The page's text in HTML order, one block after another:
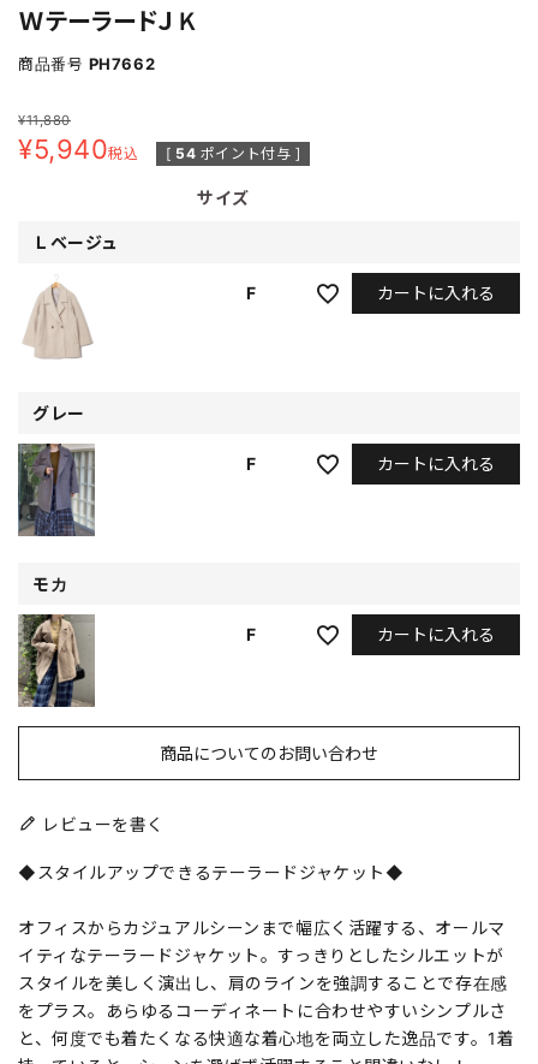
ＷテーラードＪＫ
商品番号 PH7662
¥11,880
¥5,940税込 [ 54 ポイント付与 ]
サイズ
Ｌベージュ
F カートに入れる
グレー
F カートに入れる
モカ
F カートに入れる
商品についてのお問い合わせ
レビューを書く
◆スタイルアップできるテーラードジャケット◆
オフィスからカジュアルシーンまで幅広く活躍する、オールマ
イティなテーラードジャケット。すっきりとしたシルエットが
スタイルを美しく演出し、肩のラインを強調することで存在感
をプラス。あらゆるコーディネートに合わせやすいシンプルさ
と、何度でも着たくなる快適な着心地を両立した逸品です。1着